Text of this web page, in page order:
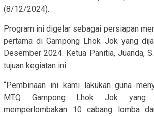
(8/12/2024).
Program ini digelar sebagai persiapan
pertama di Gampong Lhok Jok yang
Desember 2024. Ketua Panitia, Juanda,
tujuan kegiatan ini.
“Pembinaan ini kami lakukan guna
MTQ Gampong Lhok Jok yang
memperlombakan 10 cabang lomba